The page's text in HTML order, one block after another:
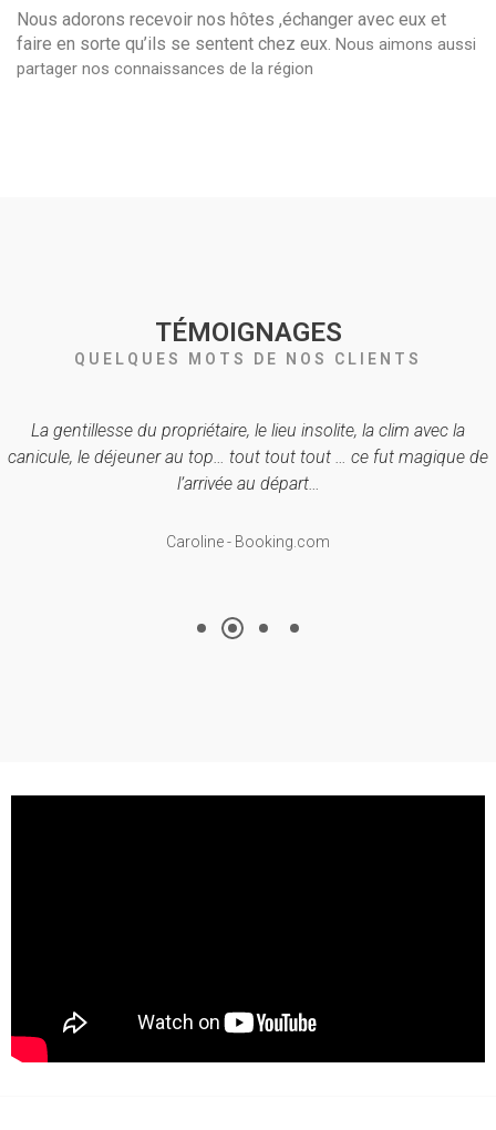
Nous adorons recevoir nos hôtes ,échanger avec eux et
faire en sorte qu’ils se sentent chez eux. Nous aimons aussi
partager nos connaissances de la région
TÉMOIGNAGES
QUELQUES MOTS DE NOS CLIENTS
La gentillesse du propriétaire, le lieu insolite, la clim avec la
canicule, le déjeuner au top… tout tout tout … ce fut magique de
l’arrivée au départ…
Caroline - Booking.com